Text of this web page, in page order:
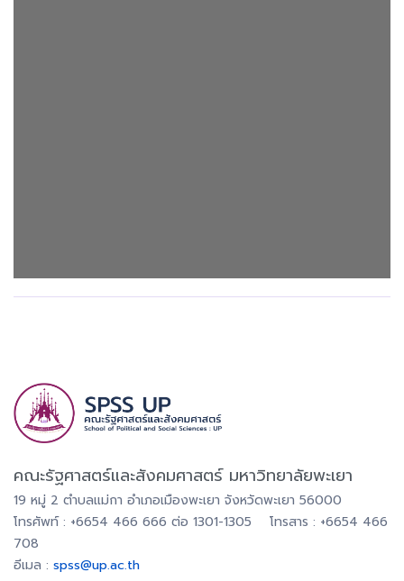
คณะรัฐศาสตร์และสังคมศาสตร์ มหาวิทยาลัยพะเยา
19 หมู่ 2 ตำบลแม่กา อำเภอเมืองพะเยา จังหวัดพะเยา 56000
โทรศัพท์ : +6654 466 666 ต่อ 1301-1305 โทรสาร : +6654 466
708
อีเมล : spss@up.ac.th